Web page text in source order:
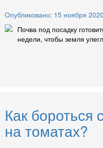
Опубликовано: 15 ноября
Почва под посадку
недели, чтобы земля
Как
на томатах?